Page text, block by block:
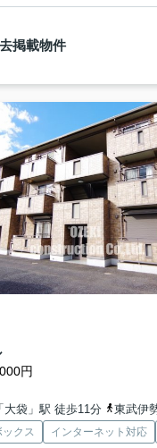
掲載物件
円
大袋」駅 徒歩11分
東武伊勢崎
クス インターネット対応